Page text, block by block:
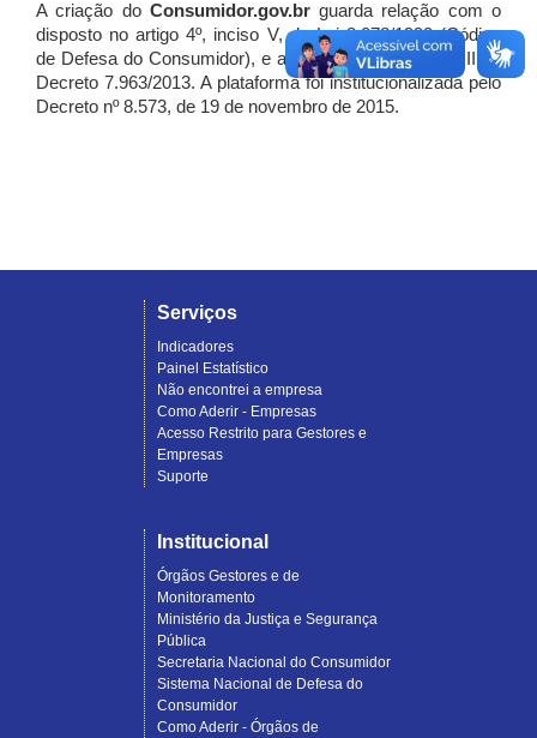
A criação do Consumidor.gov.brguarda relação com o
disposto no artigo 4º, inciso V, da Lei 8.078/1990 (Código
de Defesa do Consumidor), e artigo 7º, incisos I, II e III do
Decreto 7.963/2013. A plataforma foi institucionalizada pelo
Decreto nº 8.573, de 19 de novembro de 2015.
Serviços
Indicadores
Painel Estatístico
Não encontrei a empresa
Como Aderir - Empresas
Acesso Restrito para Gestores e
Empresas
Suporte
Institucional
Órgãos Gestores e de
Monitoramento
Ministério da Justiça e Segurança
Pública
Secretaria Nacional do Consumidor
Sistema Nacional de Defesa do
Consumidor
Como Aderir - Órgãos de